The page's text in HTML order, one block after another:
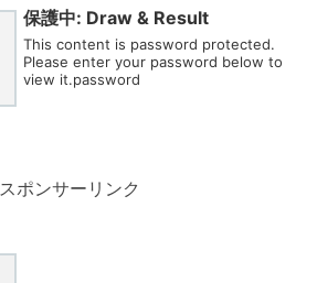
保護中: Draw & Result
This content is password protected.
Please enter your password below to
view it.password
スポンサーリンク